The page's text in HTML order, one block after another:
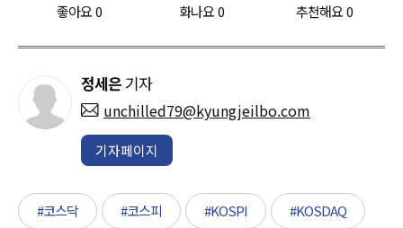
좋아요0 화나요0 추천해요 0
정세은 기자
unchilled79@kyungjeilbo.com
기자페이지
#코스닥 #코스피 #KOSPI #KOSDAQ